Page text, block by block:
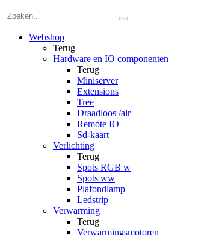
Webshop
Terug
Hardware en IO componenten
Terug
Miniserver
Extensions
Tree
Draadloos /air
Remote IO
Sd-kaart
Verlichting
Terug
Spots RGB w
Spots ww
Plafondlamp
Ledstrip
Verwarming
Terug
Verwarmingsmotoren